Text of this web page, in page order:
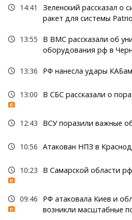
14:41
Зеленский рассказал о
ракет для системы
13:55
В ВМС рассказали об
оборудования рф в
13:36 РФ нанесла удары
13:00 В СБС рассказали о
12:43 ВСУ поразили важные
10:56 Атакован НПЗ в
10:23 В Самарской области
09:46
РФ атаковала Киев и
возникли масштабные